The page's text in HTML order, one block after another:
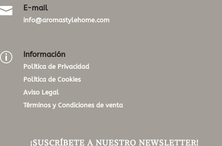
 E-mail
info@aromastylehome.com
p Información
Política de Privacidad
Política de Cookies
Aviso Legal
Términos y Condiciones de venta
¡SUSCRÍBETE A NUESTRO NEWSLETTER!